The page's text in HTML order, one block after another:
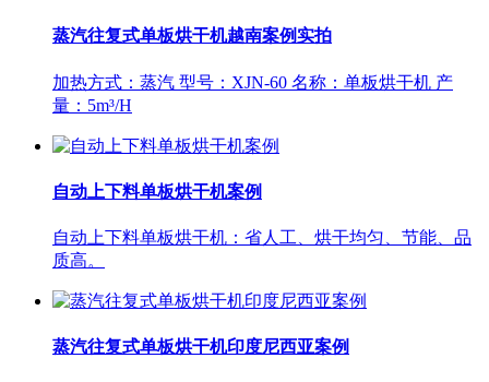
蒸汽往复式单板烘干机越南案例实拍
加热方式：蒸汽 型号：XJN-60 名称：单板烘干机 产
量：5m³/H
自动上下料单板烘干机案例
自动上下料单板烘干机：省人工、烘干均匀、节能、品
质高。
蒸汽往复式单板烘干机印度尼西亚案例